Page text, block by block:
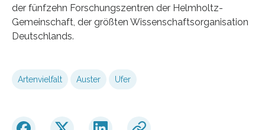
der fünfzehn Forschungszentren der Helmholtz-
Gemeinschaft, der größten Wissenschaftsorganisation
Deutschlands.
Artenvielfalt Auster Ufer